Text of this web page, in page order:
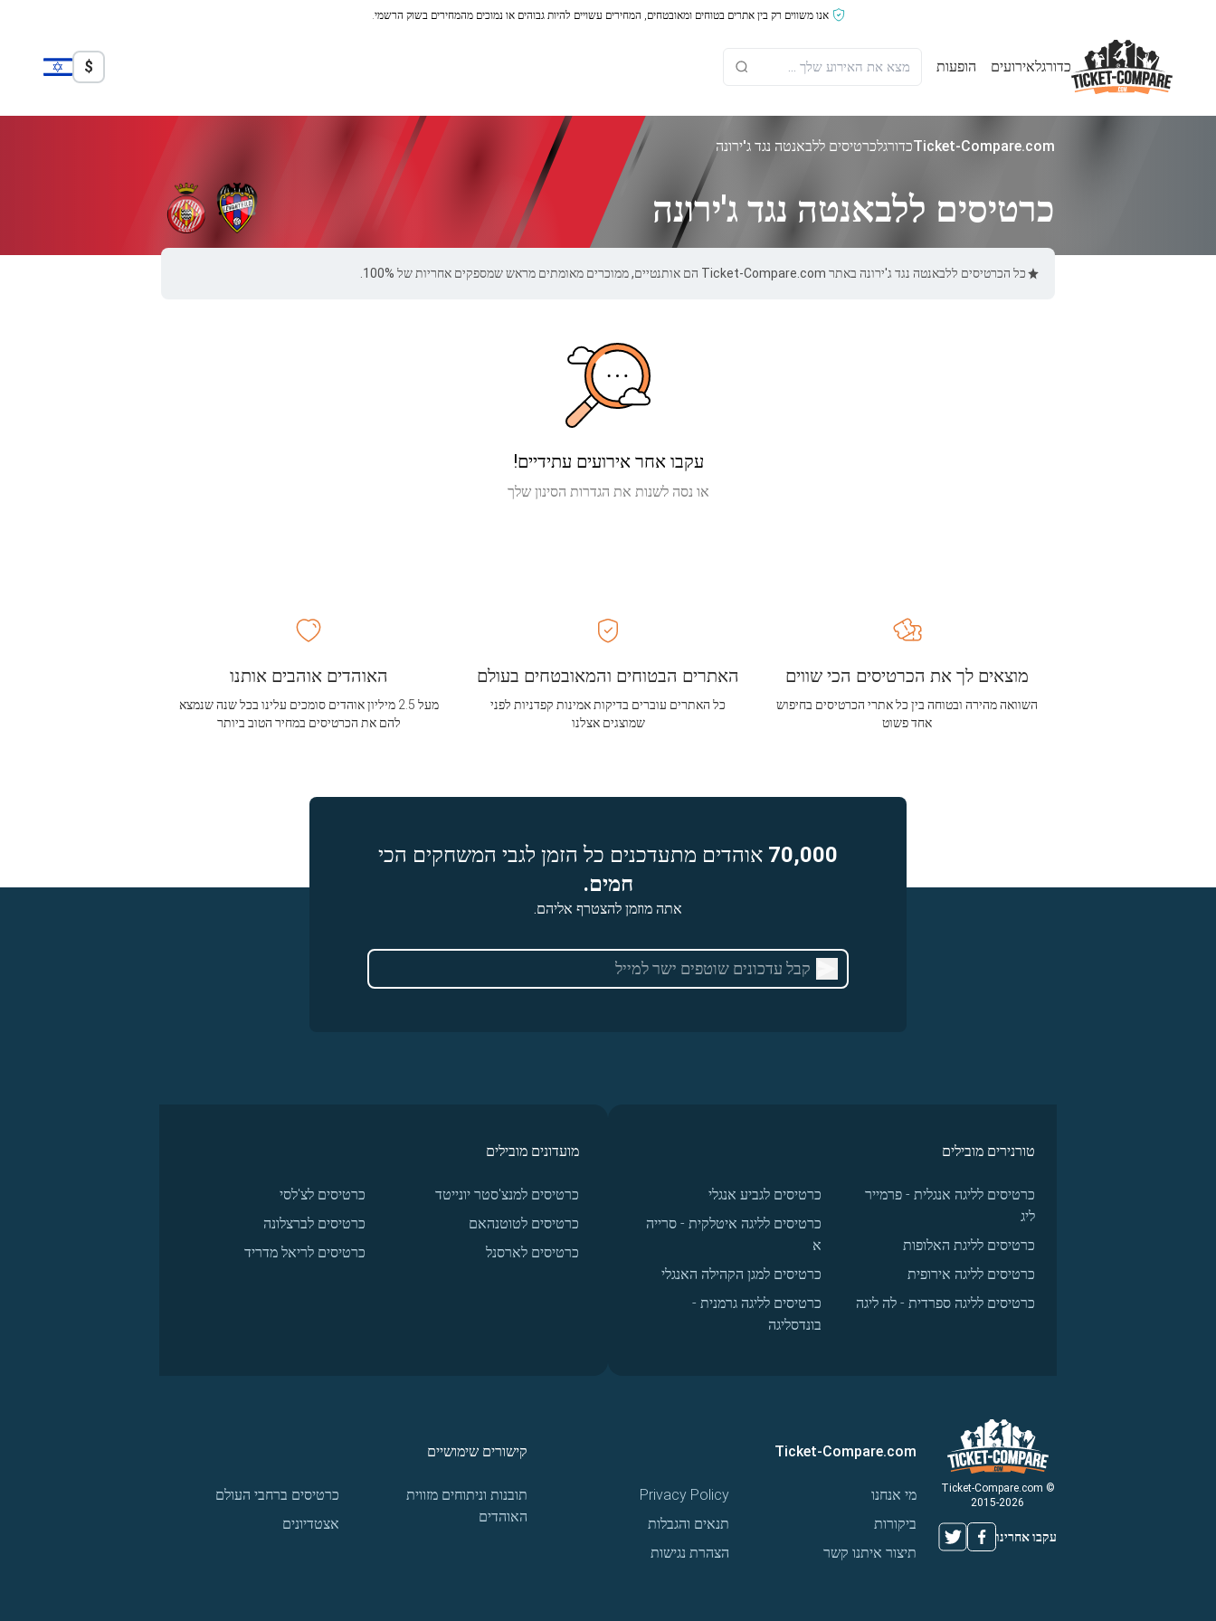
אנו משווים רק בין אתרים בטוחים ומאובטחים, המחירים עשויים להיות גבוהים או נמוכים מהמחירים בשוק הרשמי.
כדורגלאירועים הופעות $
Ticket-Compare.comכדורגלכרטיסים ללבאנטה נגד ג'ירונה
כרטיסים ללבאנטה נגד ג'ירונה
כל הכרטיסים ללבאנטה נגד ג'ירונה באתר Ticket-Compare.com הם אותנטיים, ממוכרים מאומתים מראש שמספקים אחריות של 100%.
עקבו אחר אירועים עתידיים!
או נסה לשנות את הגדרות הסינון שלך
האתרים הבטוחים והמאובטחים בעולם
כל האתרים עוברים בדיקות אמינות קפדניות לפני
שמוצגים אצלנו
מוצאים לך את הכרטיסים הכי שווים
השוואה מהירה ובטוחה בין כל אתרי הכרטיסים בחיפוש
אחד פשוט
האוהדים אוהבים אותנו
מעל 2.5 מיליון אוהדים סומכים עלינו בכל שנה שנמצא
להם את הכרטיסים במחיר הטוב ביותר
70,000 אוהדים מתעדכנים כל הזמן לגבי המשחקים הכי
חמים.
אתה מוזמן להצטרף אליהם.
טורנירים מובילים
כרטיסים לליגה אנגלית - פרמייר
ליג
כרטיסים לליגת האלופות
כרטיסים לליגה אירופית
כרטיסים לליגה ספרדית - לה ליגה
כרטיסים לגביע אנגלי
כרטיסים לליגה איטלקית - סרייה
א
כרטיסים למגן הקהילה האנגלי
כרטיסים לליגה גרמנית -
בונדסליגה
מועדונים מובילים
כרטיסים למנצ'סטר יונייטד
כרטיסים לטוטנהאם
כרטיסים לארסנל
כרטיסים לצ'לסי
כרטיסים לברצלונה
כרטיסים לריאל מדריד
© Ticket-Compare.com
2015-2026
עקבו אחרינו
Ticket-Compare.com
מי אנחנו
ביקורות
תיצור איתנו קשר
Privacy Policy
תנאים והגבלות
הצהרת נגישות
קישורים שימושיים
תובנות וניתוחים מזווית
האוהדים
כרטיסים ברחבי העולם
אצטדיונים